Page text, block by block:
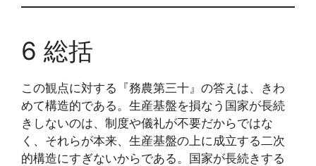
6 総括
この観点に対する『務農第三十』の答えは、きわ
めて構造的である。生産基盤を損なう国家が長続
きしないのは、制度や儀礼が不要だからではな
く、それらが本来、生産基盤の上に成立する二次
的構造にすぎないからである。国家が長続きする